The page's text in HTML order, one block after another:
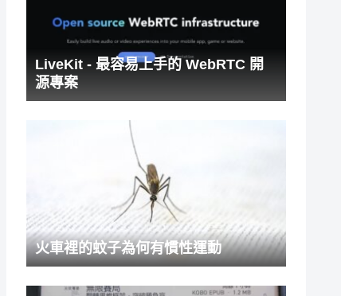
LiveKit - 最容易上手的 WebRTC 開
源專案
火車裡的蚊子為何有慣性運動